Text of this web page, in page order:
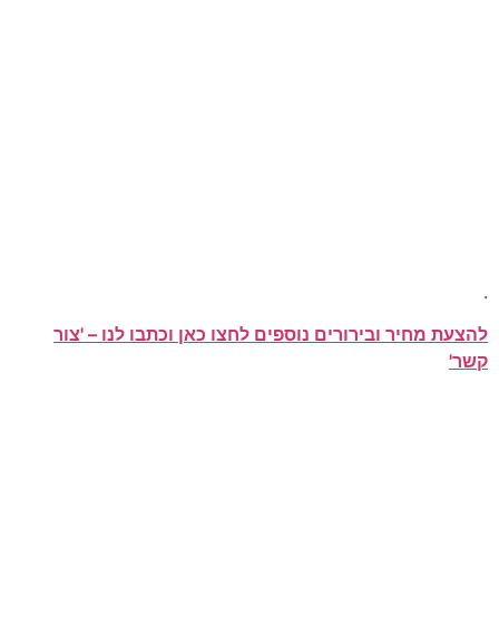
.
להצעת מחיר ובירורים נוספים לחצו כאן וכתבו לנו – 'צור
קשר'